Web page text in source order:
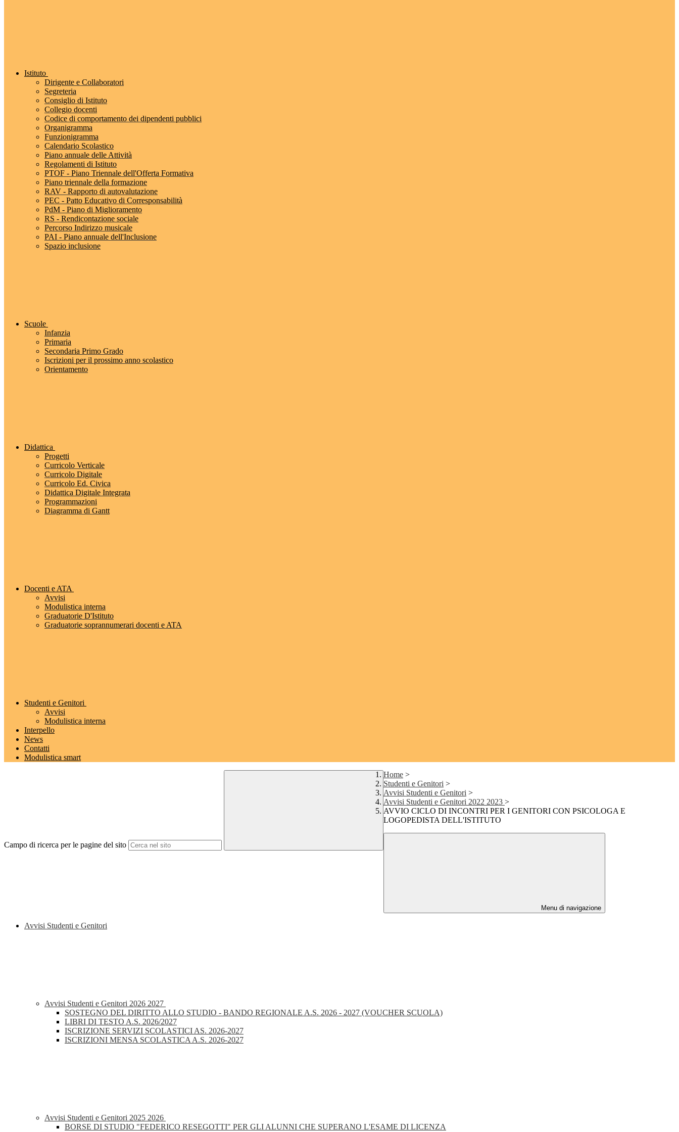
Istituto
Dirigente e Collaboratori
Segreteria
Consiglio di Istituto
Collegio docenti
Codice di comportamento dei dipendenti pubblici
Organigramma
Funzionigramma
Calendario Scolastico
Piano annuale delle Attività
Regolamenti di Istituto
PTOF - Piano Triennale dell'Offerta Formativa
Piano triennale della formazione
RAV - Rapporto di autovalutazione
PEC - Patto Educativo di Corresponsabilità
PdM - Piano di Miglioramento
RS - Rendicontazione sociale
Percorso Indirizzo musicale
PAI - Piano annuale dell'Inclusione
Spazio inclusione
Scuole
Infanzia
Primaria
Secondaria Primo Grado
Iscrizioni per il prossimo anno scolastico
Orientamento
Didattica
Progetti
Curricolo Verticale
Curricolo Digitale
Curricolo Ed. Civica
Didattica Digitale Integrata
Programmazioni
Diagramma di Gantt
Docenti e ATA
Avvisi
Modulistica interna
Graduatorie D'Istituto
Graduatorie soprannumerari docenti e ATA
Studenti e Genitori
Avvisi
Modulistica interna
Interpello
News
Contatti
Modulistica smart
Campo di ricerca per le pagine del sito
Home >
Studenti e Genitori >
Avvisi Studenti e Genitori >
Avvisi Studenti e Genitori 2022 2023 >
AVVIO CICLO DI INCONTRI PER I GENITORI CON PSICOLOGA E
LOGOPEDISTA DELL'ISTITUTO
Menu di navigazione
Avvisi Studenti e Genitori
Avvisi Studenti e Genitori 2026 2027
SOSTEGNO DEL DIRITTO ALLO STUDIO - BANDO REGIONALE A.S. 2026 - 2027 (VOUCHER SCUOLA)
LIBRI DI TESTO A.S. 2026/2027
ISCRIZIONE SERVIZI SCOLASTICI AS. 2026-2027
ISCRIZIONI MENSA SCOLASTICA A.S. 2026-2027
Avvisi Studenti e Genitori 2025 2026
BORSE DI STUDIO "FEDERICO RESEGOTTI" PER GLI ALUNNI CHE SUPERANO L'ESAME DI LICENZA